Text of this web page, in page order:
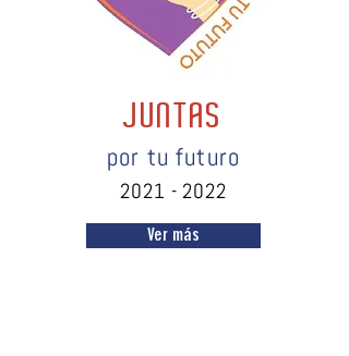
JUNTAS
por tu futuro
2021 - 2022
Ver más